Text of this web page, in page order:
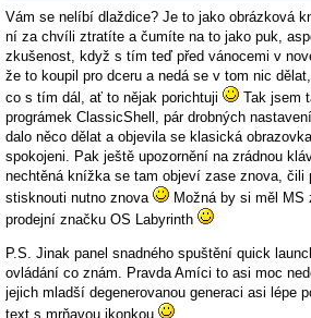
Vám se nelíbí dlaždice? Je to jako obrázková
ní za chvíli ztratíte a čumíte na to jako puk,
zkušenost, když s tím teď před vánocemi v
že to koupil pro dceru a nedá se v tom nic
co s tím dál, ať to nějak porichtuji
Tak jsem
prográmek ClassicShell, pár drobných
dalo něco dělat a objevila se klasická
spokojeni. Pak ještě upozornění na zrádnou
nechtěná knížka se tam objeví zase znova, čili
stisknouti nutno znova
Možná by si měl MS
prodejní značku OS Labyrinth
P.S. Jinak panel snadného spuštění quick
ovládání co znám. Pravda Amíci to asi moc
jejich mladší degenerovanou generaci asi lépe
text s mrňavou ikonkou